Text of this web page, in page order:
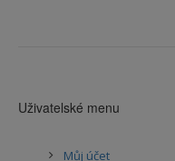
Uživatelské menu
Můj účet